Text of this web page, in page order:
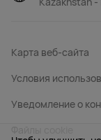
Карта веб-сайта
Условия
Уведомление о